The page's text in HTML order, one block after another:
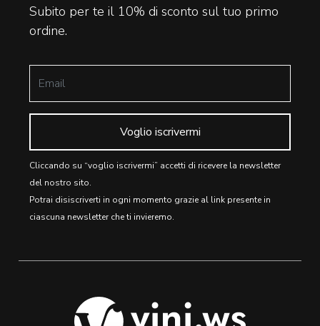
Subito per te il 10% di sconto sul tuo primo
ordine.
Voglio iscrivermi
Cliccando su “voglio iscrivermi” accetti di ricevere la newsletter
del nostro sito.
Potrai disiscriverti in ogni momento grazie al link presente in
ciascuna newsletter che ti invieremo.